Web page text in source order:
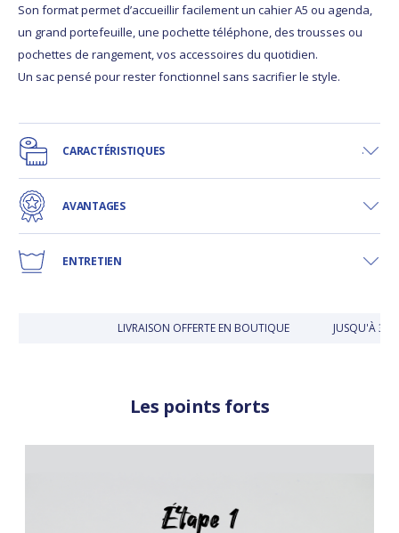
Son format permet d’accueillir facilement un cahier A5 ou agenda,
un grand portefeuille, une pochette téléphone, des trousses ou
pochettes de rangement, vos accessoires du quotidien.
Un sac pensé pour rester fonctionnel sans sacrifier le style.
CARACTÉRISTIQUES
AVANTAGES
ENTRETIEN
LIVRAISON OFFERTE EN BOUTIQUE JUSQU'À 30
Les points forts